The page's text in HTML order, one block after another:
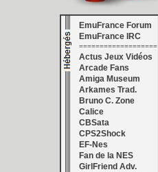
EmuFrance Forum
EmuFrance IRC
===================
Actus Jeux Vidéos
Arcade Fans
Amiga Museum
Arkames Trad.
Bruno C. Zone
Calice
CBSata
CPS2Shock
EF-Nes
Fan de la NES
GirlFriend Adv.